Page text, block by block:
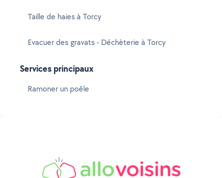
Taille de haies à Torcy
Evacuer des gravats - Déchèterie à Torcy
Services principaux
Ramoner un poêle